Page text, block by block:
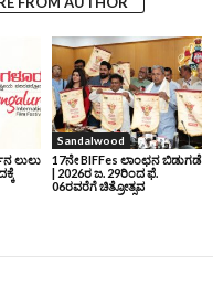
ಲುಲು
Sandalwood
17ನೇ BIFFes ಲಾಂಛನ ಬಿಡುಗಡೆ
| 2026ರ ಜ. 29ರಿಂದ ಫೆ.
06ರವರೆಗೆ ಚಿತ್ರೋತ್ಸವ